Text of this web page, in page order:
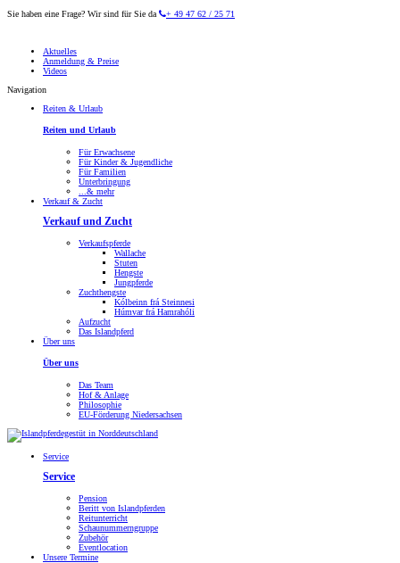
Sie haben eine Frage? Wir sind für Sie da + 49 47 62 / 25 71
Aktuelles
Anmeldung & Preise
Videos
Navigation
Reiten & Urlaub
Reiten und Urlaub
Für Erwachsene
Für Kinder & Jugendliche
Für Familien
Unterbringung
...& mehr
Verkauf & Zucht
Verkauf und Zucht
Verkaufspferde
Wallache
Stuten
Hengste
Jungpferde
Zuchthengste
Kólbeinn frá Steinnesi
Húmvar frá Hamrahóli
Aufzucht
Das Islandpferd
Über uns
Über uns
Das Team
Hof & Anlage
Philosophie
EU-Förderung Niedersachsen
Service
Service
Pension
Beritt von Islandpferden
Reitunterricht
Schaunummerngruppe
Zubehör
Eventlocation
Unsere Termine